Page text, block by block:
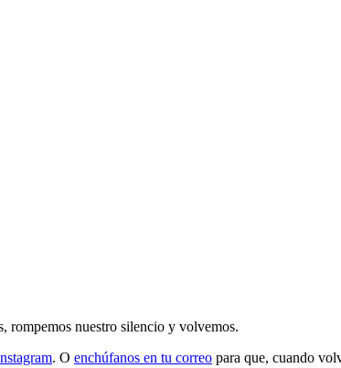
rompemos nuestro silencio y volvemos.
. O enchúfanos en tu correo para que, cuando